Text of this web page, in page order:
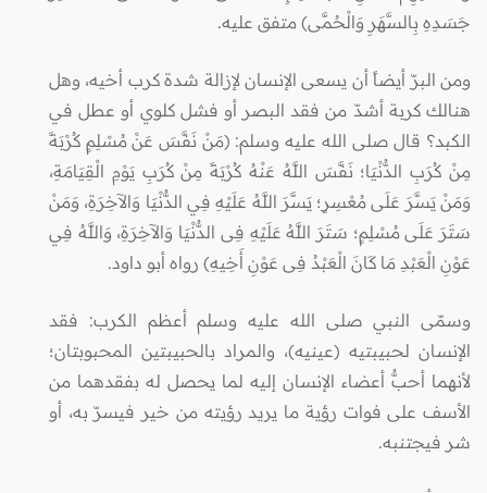
جَسَدِهِ بِالسَّهَرِ وَالْحُمَّى) متفق عليه.
ومن البرّ أيضاً أن يسعى الإنسان لإزالة شدة كرب أخيه، وهل
هنالك كربة أشدّ من فقد البصر أو فشل كلوي أو عطل في
الكبد؟ قال صلى الله عليه وسلم: (مَنْ نَفَّسَ عَنْ مُسْلِمٍ كُرْبَةً
مِنْ كُرَبِ الدُّنْيَا؛ نَفَّسَ اللَّهُ عَنْهُ كُرْبَةً مِنْ كُرَبِ يَوْمِ الْقِيَامَةِ،
وَمَنْ يَسَّرَ عَلَى مُعْسِرٍ؛ يَسَّرَ اللَّهُ عَلَيْهِ فِي الدُّنْيَا وَالآخِرَةِ، وَمَنْ
سَتَرَ عَلَى مُسْلِمٍ؛ سَتَرَ اللَّهُ عَلَيْهِ فِى الدُّنْيَا وَالآخِرَةِ، وَاللَّهُ فِي
عَوْنِ الْعَبْدِ مَا كَانَ الْعَبْدُ فِى عَوْنِ أَخِيهِ) رواه أبو داود.
وسمّى النبي صلى الله عليه وسلم أعظم الكرب: فقد
الإنسان لحبيبتيه (عينيه)، والمراد بالحبيبتين المحبوبتان؛
لأنهما أحبُّ أعضاء الإنسان إليه لما يحصل له بفقدهما من
الأسف على فوات رؤية ما يريد رؤيته من خير فيسرّ به، أو
شر فيجتنبه.